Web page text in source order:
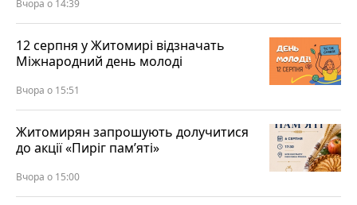
Вчора о 14:39
12 серпня у Житомирі відзначать
Міжнародний день молоді
Вчора о 15:51
Житомирян запрошують долучитися
до акції «Пиріг пам’яті»
Вчора о 15:00